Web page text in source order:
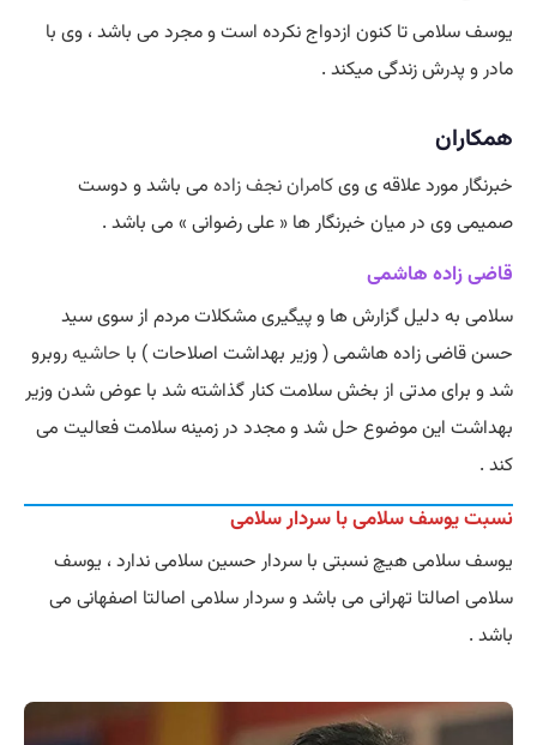
یوسف سلامی تا کنون ازدواج نکرده است و مجرد می باشد ، وی با
مادر و پدرش زندگی میکند .
همکاران
خبرنگار مورد علاقه ی ویکامران نجف زاده می باشد و دوست
صمیمی وی در میان خبرنگار ها « علی رضوانی » می باشد .
قاضی زاده هاشمی
سلامی به دلیل گزارش ها و پیگیری مشکلات مردم از سوی سید
حسن قاضی زاده هاشمی ( وزیر بهداشت اصلاحات ) با حاشیهروبرو
شد و برای مدتی از بخش سلامت کنار گذاشته شد با عوض شدن وزیر
بهداشت این موضوع حل شد و مجدد در زمینه سلامت فعالیت می
کند .
نسبت یوسف سلامی با سردار سلامی
یوسف سلامی هیچ نسبتی با سردار حسین سلامی ندارد ، یوسف
سلامی اصالتا تهرانی می باشد و سردار سلامی اصالتا اصفهانی می
باشد .